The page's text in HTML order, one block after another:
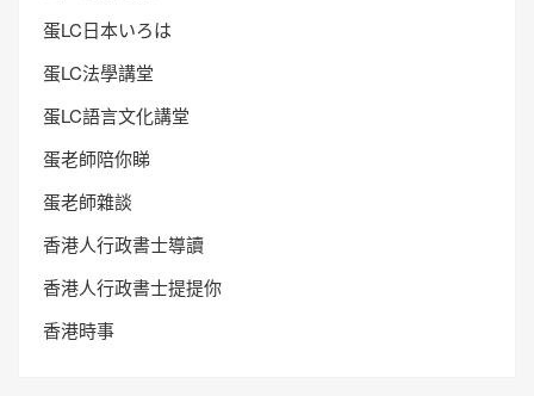
蛋LC日本いろは
蛋LC法學講堂
蛋LC語言文化講堂
蛋老師陪你睇
蛋老師雜談
香港人行政書士導讀
香港人行政書士提提你
香港時事